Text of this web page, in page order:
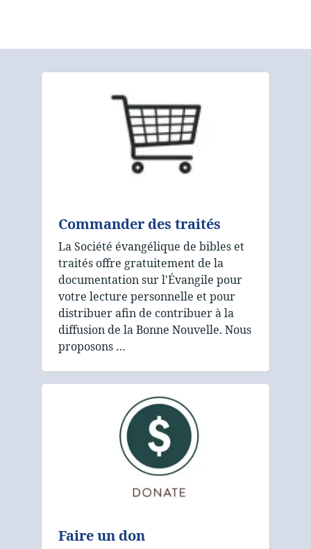
Commander des traités
La Société évangélique de bibles et
traités offre gratuitement de la
documentation sur l'Évangile pour
votre lecture personnelle et pour
distribuer afin de contribuer à la
diffusion de la Bonne Nouvelle. Nous
proposons …
Faire un don